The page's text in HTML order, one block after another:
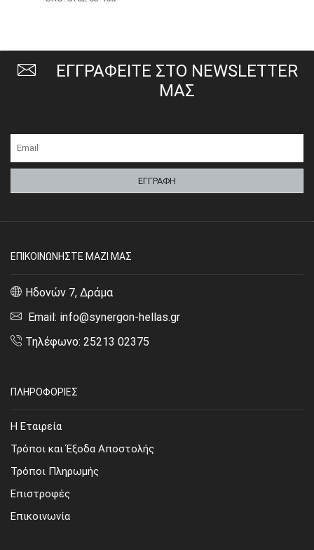
ΕΓΓΡΑΦΕΙΤΕ ΣΤΟ NEWSLETTER
ΜΑΣ
ΕΠΙΚΟΙΝΩΝΗΣΤΕ ΜΑΖΙ ΜΑΣ
Ηδονών 7, Δράμα
Email: info@synergon-hellas.gr
Τηλέφωνο: 25213 02375
ΠΛΗΡΟΦΟΡΙΕΣ
Η Εταιρεία
Τρόποι και Έξοδα Αποστολής
Τρόποι Πληρωμής
Επιστροφές
Επικοινωνία